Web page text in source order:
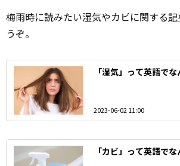
梅雨時に読みたい湿気やカビに関する
うぞ。
「湿気」って英語で
2023-06-02 11:00
「カビ」って英語で